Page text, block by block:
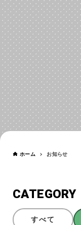
お知らせ
NEWS
ホーム お知らせ
CATEGORY
すべて